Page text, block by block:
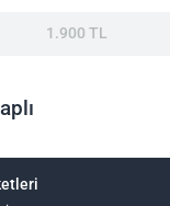
1.900 TL